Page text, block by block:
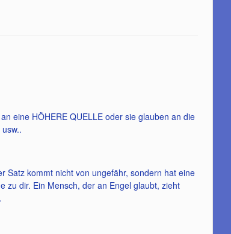
eine HÖHERE QUELLE oder sie glauben an die
Satz kommt nicht von ungefähr, sondern hat eine
zu dir. Ein Mensch, der an Engel glaubt, zieht